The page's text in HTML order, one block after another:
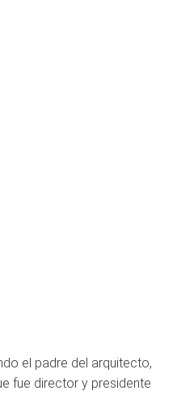
el padre del arquitecto,
fue director y presidente